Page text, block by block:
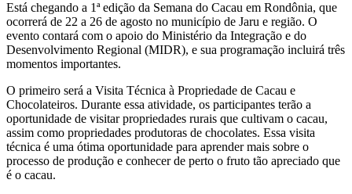
Está chegando a 1ª edição da Semana do Cacau em Rondônia, que
ocorrerá de 22 a 26 de agosto no município de Jaru e região. O
evento contará com o apoio do Ministério da Integração e do
Desenvolvimento Regional (MIDR), e sua programação incluirá três
momentos importantes.
O primeiro será a Visita Técnica à Propriedade de Cacau e
Chocolateiros. Durante essa atividade, os participantes terão a
oportunidade de visitar propriedades rurais que cultivam o cacau,
assim como propriedades produtoras de chocolates. Essa visita
técnica é uma ótima oportunidade para aprender mais sobre o
processo de produção e conhecer de perto o fruto tão apreciado que
é o cacau.